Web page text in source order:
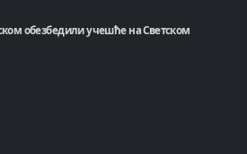
обезбедили учешће на Светском